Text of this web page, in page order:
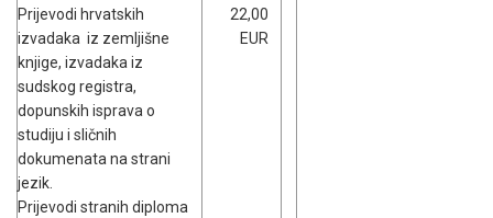
Prijevodi hrvatskih
izvadaka iz zemljišne
knjige, izvadaka iz
sudskog registra,
dopunskih isprava o
studiju i sličnih
dokumenata na strani
jezik.
Prijevodi stranih diploma
22,00
EUR